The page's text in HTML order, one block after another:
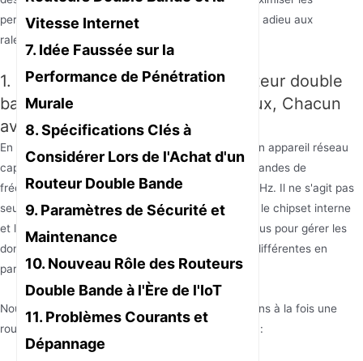
Vitesse Internet
7. Idée Faussée sur la
Performance de Pénétration
Murale
8. Spécifications Clés à
Considérer Lors de l'Achat d'un
Routeur Double Bande
9. Paramètres de Sécurité et
Maintenance
10. Nouveau Rôle des Routeurs
Double Bande à l'Ère de l'IoT
11. Problèmes Courants et
Dépannage
performances de votre réseau domestique et dire adieu aux
ralentissements.
1. Définition fondamentale du routeur double
bande : Un Appareil, Deux Réseaux, Chacun
avec Son Propre Rôle
En termes simples, un routeur double bande est un appareil réseau
capable de fonctionner simultanément sur deux bandes de
fréquences sans fil indépendantes : 2.4GHz et 5GHz. Il ne s'agit pas
seulement de deux émetteurs de signaux sans fil, le chipset interne
et le système d'antennes sont spécialement conçus pour gérer les
données réseau sur deux bandes de fréquences différentes en
parallèle.
Nous pouvons visualiser cela comme si nous avions à la fois une
route nationale et une autoroute en même temps :